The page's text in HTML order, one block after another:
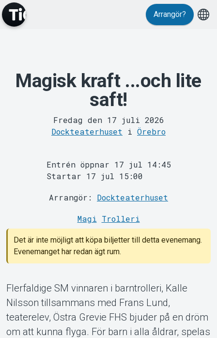
MyTickster
Support
Om Tickster
Arrangör?
Magisk kraft ...och lite
saft!
Fredag den 17 juli 2026
Dockteaterhuset i Örebro
Entrén öppnar 17 jul 14:45
Startar 17 jul 15:00
Arrangör: Dockteaterhuset
Magi Trolleri
Det är inte möjligt att köpa biljetter till detta evenemang.
Evenemanget har redan ägt rum.
Flerfaldige SM vinnaren i barntrolleri, Kalle
Nilsson tillsammans med Frans Lund,
teaterelev, Östra Grevie FHS bjuder på en dröm
om att kunna flyga. För barn i alla åldrar, spelas